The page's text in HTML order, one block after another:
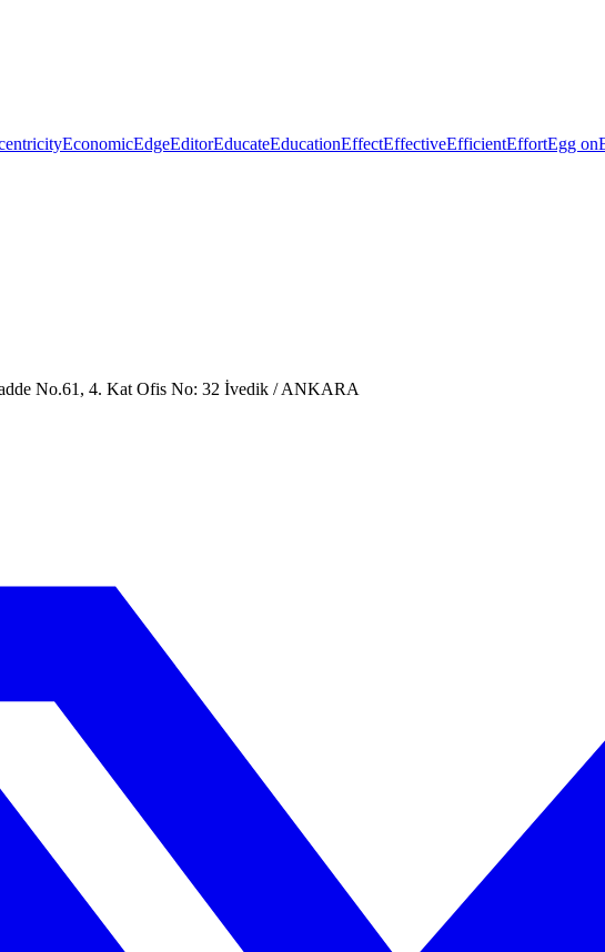
EconomicEdgeEditorEducateEducationEffectEffectiveEfficientEffortEgg on
No.61, 4. Kat Ofis No: 32 İvedik / ANKARA